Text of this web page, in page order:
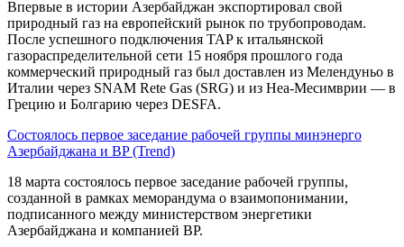
Впервые в истории Азербайджан экспортировал свой
природный газ на европейский рынок по трубопроводам.
После успешного подключения TAP к итальянской
газораспределительной сети 15 ноября прошлого года
коммерческий природный газ был доставлен из Мелендуньо в
Италии через SNAM Rete Gas (SRG) и из Неа-Месимврии — в
Грецию и Болгарию через DESFA.
Состоялось первое заседание рабочей группы минэнерго
Азербайджана и BP (Trend)
18 марта состоялось первое заседание рабочей группы,
созданной в рамках меморандума о взаимопонимании,
подписанного между министерством энергетики
Азербайджана и компанией BP.